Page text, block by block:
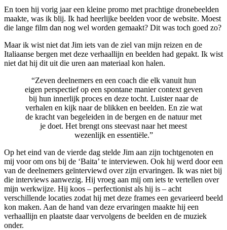
En toen hij vorig jaar een kleine promo met prachtige dronebeelden
maakte, was ik blij. Ik had heerlijke beelden voor de website. Moest
die lange film dan nog wel worden gemaakt? Dit was toch goed zo?
Maar ik wist niet dat Jim iets van de ziel van mijn reizen en de
Italiaanse bergen met deze verhaallijn en beelden had gepakt. Ik wist
niet dat hij dit uit die uren aan materiaal kon halen.
“Zeven deelnemers en een coach die elk vanuit hun
eigen perspectief op een spontane manier context geven
bij hun innerlijk proces en deze tocht. Luister naar de
verhalen en kijk naar de blikken en beelden. En zie wat
de kracht van begeleiden in de bergen en de natuur met
je doet. Het brengt ons steevast naar het meest
wezenlijk en essentiële.”
Op het eind van de vierde dag stelde Jim aan zijn tochtgenoten en
mij voor om ons bij de ‘Baita’ te interviewen. Ook hij werd door een
van de deelnemers geïnterviewd over zijn ervaringen. Ik was niet bij
die interviews aanwezig. Hij vroeg aan mij om iets te vertellen over
mijn werkwijze. Hij koos – perfectionist als hij is – acht
verschillende locaties zodat hij met deze frames een gevarieerd beeld
kon maken. Aan de hand van deze ervaringen maakte hij een
verhaallijn en plaatste daar vervolgens de beelden en de muziek
onder.